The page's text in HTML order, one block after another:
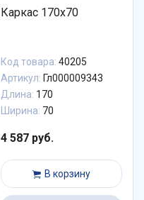
Каркас 170х70
Код товара: 40205
Артикул: Гл000009343
Длина: 170
Ширина: 70
4 587 руб.
В корзину